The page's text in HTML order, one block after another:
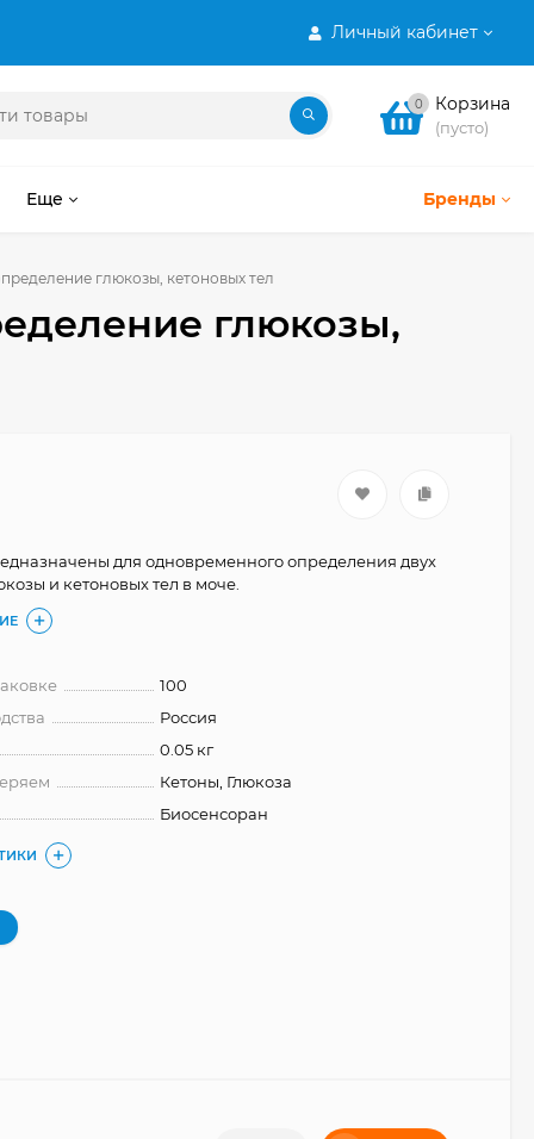
Личный кабинет
0 Корзина
(пусто)
Бренды
Еще
глюкозы, кетоновых тел
глюкозы,
для одновременного определения двух
и кетоновых тел в моче.
100
Россия
0.05 кг
Кетоны, Глюкоза
Биосенсоран